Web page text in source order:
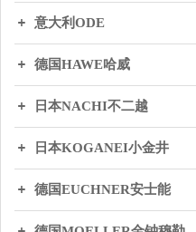
意大利ODE
德国HAWE哈威
日本NACHI不二越
日本KOGANEI小金井
德国EUCHNER安士能